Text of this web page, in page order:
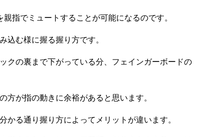
指でミュートすることが可能になるのです。
込む様に握る握り方です。
クの裏まで下がっている分、フェインガーボードの
方が指の動きに余裕があると思います。
かる通り握り方によってメリットが違います。